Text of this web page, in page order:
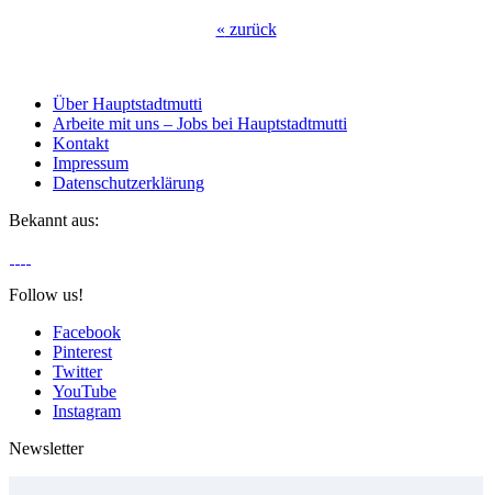
« zurück
Über Hauptstadtmutti
Arbeite mit uns – Jobs bei Hauptstadtmutti
Kontakt
Impressum
Datenschutzerklärung
Bekannt aus:
Follow us!
Facebook
Pinterest
Twitter
YouTube
Instagram
Newsletter